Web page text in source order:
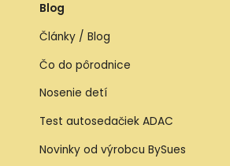
Blog
Články / Blog
Čo do pôrodnice
Nosenie detí
Test autosedačiek ADAC
Novinky od výrobcu BySues